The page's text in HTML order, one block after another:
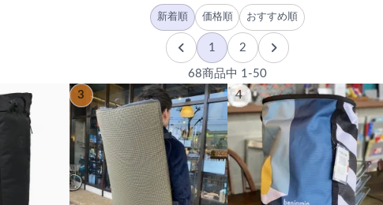
新着順 価格順 おすすめ順
1 2
68商品中 1-50
3 4